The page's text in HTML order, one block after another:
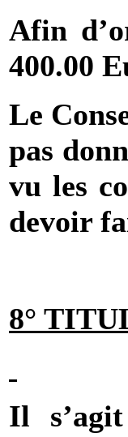
Afin
400.00
Le
pas
vu les
devoir
8°
Il